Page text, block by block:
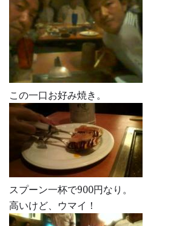
この一口お好み焼き。
スプーン一杯で900円なり。
高いけど、ウマイ！